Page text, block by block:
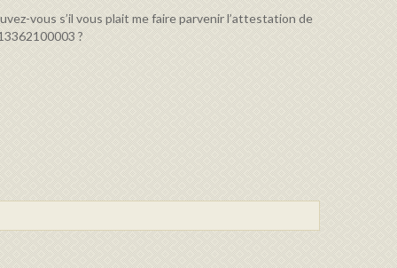
vous s’il vous plait me faire parvenir l’attestation de
?